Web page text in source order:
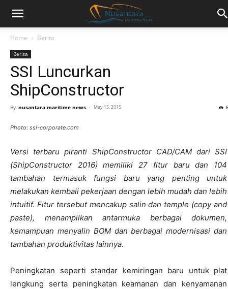
Home Berita
Berita
SSI Luncurkan
ShipConstructor
By nusantara maritime news - May 15, 2015
Photo: ssi-corporate.com
Versi terbaru piranti ShipConstructor CAD/CAM dari SSI
(ShipConstructor 2016) memiliki 27 fitur baru dan 104
tambahan termasuk fungsi baru yang penting untuk
melakukan kembali pekerjaan dengan lebih mudah dan lebih
intuitif. Fitur tersebut mencakup salin dan temple (copy and
paste), menampilkan antarmuka berbagai dokumen,
kemampuan menyalin BOM dan berbagai modernisasi dan
tambahan produktivitas lainnya.
Peningkatan seperti standar kemiringan baru untuk plat
lengkung serta peningkatan keamanan dan kenyamanan